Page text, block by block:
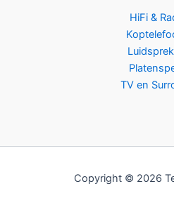
HiFi &
TV en
Copyright © 2026